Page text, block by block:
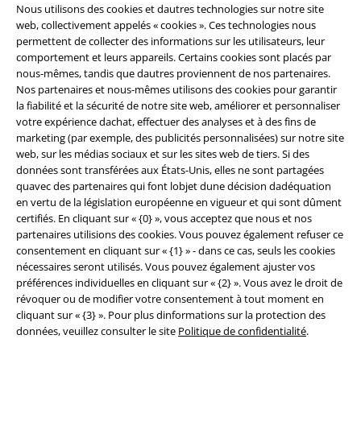
Nous utilisons des cookies et dautres technologies sur notre site
web, collectivement appelés « cookies ». Ces technologies nous
permettent de collecter des informations sur les utilisateurs, leur
comportement et leurs appareils. Certains cookies sont placés par
nous-mêmes, tandis que dautres proviennent de nos partenaires.
Nos partenaires et nous-mêmes utilisons des cookies pour garantir
la fiabilité et la sécurité de notre site web, améliorer et personnaliser
votre expérience dachat, effectuer des analyses et à des fins de
marketing (par exemple, des publicités personnalisées) sur notre site
web, sur les médias sociaux et sur les sites web de tiers. Si des
données sont transférées aux États-Unis, elles ne sont partagées
quavec des partenaires qui font lobjet dune décision dadéquation
en vertu de la législation européenne en vigueur et qui sont dûment
certifiés. En cliquant sur « {0} », vous acceptez que nous et nos
partenaires utilisions des cookies. Vous pouvez également refuser ce
consentement en cliquant sur « {1} » - dans ce cas, seuls les cookies
nécessaires seront utilisés. Vous pouvez également ajuster vos
préférences individuelles en cliquant sur « {2} ». Vous avez le droit de
révoquer ou de modifier votre consentement à tout moment en
cliquant sur « {3} ». Pour plus dinformations sur la protection des
données, veuillez consulter le site Politique de confidentialité.
Légal
Conditions générales
Éditeur
Clauses de confidentialité
Élimination des déchets et protection de l'environnement
Déclaration de Conformité
Informations sur l'accessibilité